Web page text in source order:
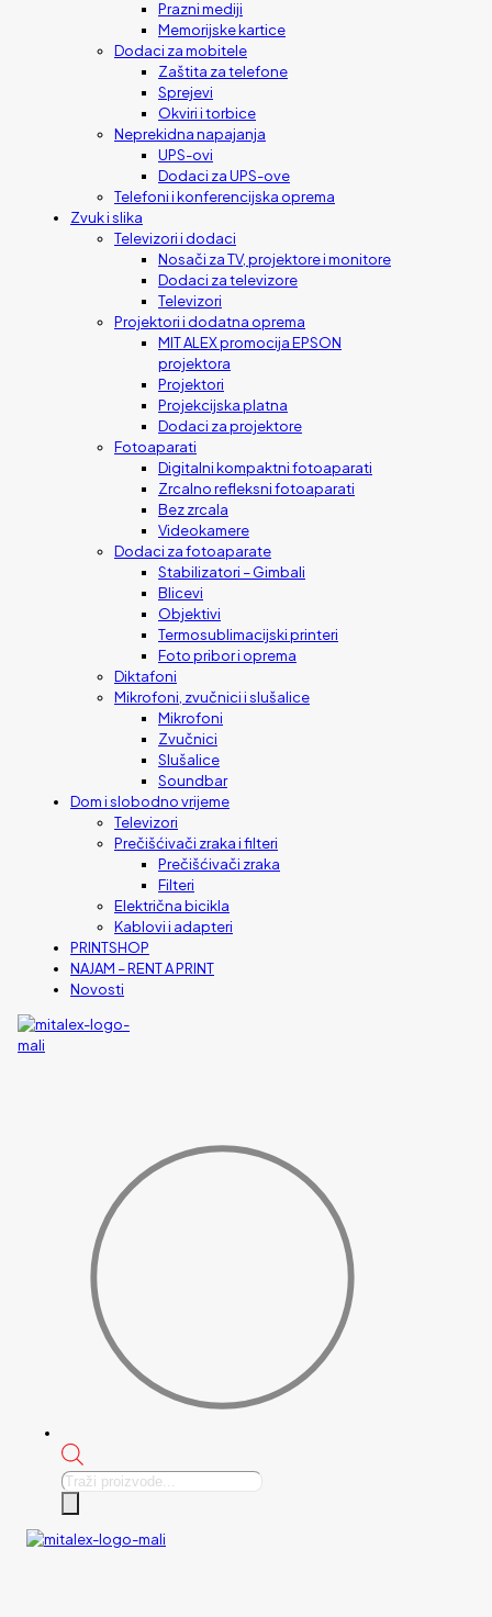
Prazni mediji
Memorijske kartice
Dodaci za mobitele
Zaštita za telefone
Sprejevi
Okviri i torbice
Neprekidna napajanja
UPS-ovi
Dodaci za UPS-ove
Telefoni i konferencijska oprema
Zvuk i slika
Televizori i dodaci
Nosači za TV, projektore i monitore
Dodaci za televizore
Televizori
Projektori i dodatna oprema
MIT ALEX promocija EPSON
projektora
Projektori
Projekcijska platna
Dodaci za projektore
Fotoaparati
Digitalni kompaktni fotoaparati
Zrcalno refleksni fotoaparati
Bez zrcala
Videokamere
Dodaci za fotoaparate
Stabilizatori – Gimbali
Blicevi
Objektivi
Termosublimacijski printeri
Foto pribor i oprema
Diktafoni
Mikrofoni, zvučnici i slušalice
Mikrofoni
Zvučnici
Slušalice
Soundbar
Dom i slobodno vrijeme
Televizori
Prečišćivači zraka i filteri
Prečišćivači zraka
Filteri
Električna bicikla
Kablovi i adapteri
PRINTSHOP
NAJAM – RENT A PRINT
Novosti
Products